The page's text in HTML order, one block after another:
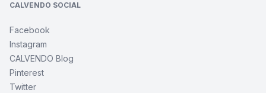
CALVENDO SOCIAL
Facebook
Instagram
CALVENDO Blog
Pinterest
Twitter